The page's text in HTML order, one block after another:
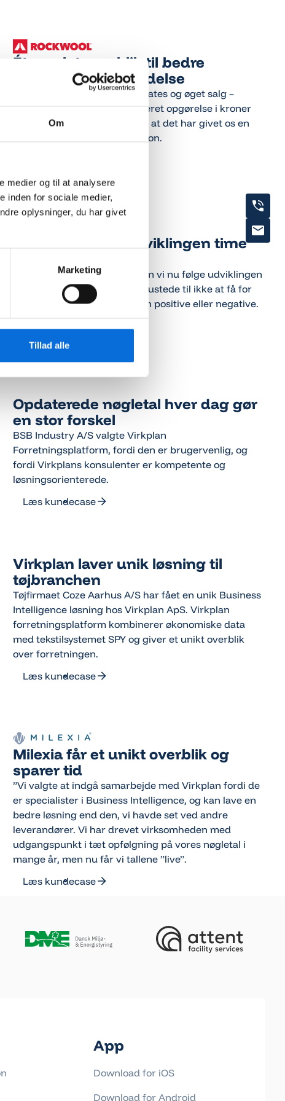
Om
medier og til at analysere
inden for sociale medier,
oplysninger, du har givet
Marketing
Tillad alle
Ét samlet overblik til bedre
datadrevet salgsledelse
Alt det her fører til øget win rates og øget salg –
selvom jeg ikke har en decideret opgørelse i kroner
og ører, så er det helt sikkert, at det har givet os en
mere effektiv salgsorganisation.
Nu kan vi følge udviklingen time
Med Business Intelligence kan vi nu følge udviklingen
time for time, så vi er bedre rustede til ikke at få for
store overraskelser – hverken positive eller negative.
Læs kundecase
Læs kundecase
Opdaterede nøgletal hver dag gør
en stor forskel
BSB Industry A/S valgte Virkplan
Forretningsplatform, fordi den er brugervenlig, og
fordi Virkplans konsulenter er kompetente og
løsningsorienterede.
Læs kundecase
Læs kundecase
Virkplan laver unik løsning til
tøjbranchen
Tøjfirmaet Coze Aarhus A/S har fået en unik Business
Intelligence løsning hos Virkplan ApS. Virkplan
forretningsplatform kombinerer økonomiske data
med tekstilsystemet SPY og giver et unikt overblik
over forretningen.
Læs kundecase
Læs kundecase
Milexia får et unikt overblik og
sparer tid
”Vi valgte at indgå samarbejde med Virkplan fordi de
er specialister i Business Intelligence, og kan lave en
bedre løsning end den, vi havde set ved andre
leverandører. Vi har drevet virksomheden med
udgangspunkt i tæt opfølgning på vores nøgletal i
mange år, men nu får vi tallene ”live”.
Læs kundecase
Læs kundecase
App
Download for iOS
Download for Android